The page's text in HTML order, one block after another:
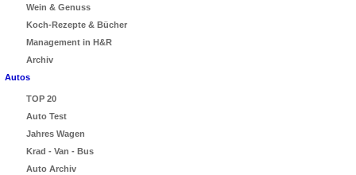
Wein & Genuss
Koch-Rezepte & Bücher
Management in H&R
Archiv
Autos
TOP 20
Auto Test
Jahres Wagen
Krad - Van - Bus
Auto Archiv